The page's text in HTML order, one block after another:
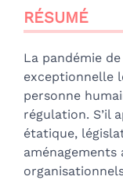
Index
Plan
Texte
Bibliographie
Citer cet article
Auteur
RÉSUMÉ
La pandémie
exceptionnelle
personne
régulation. S’il
étatique,